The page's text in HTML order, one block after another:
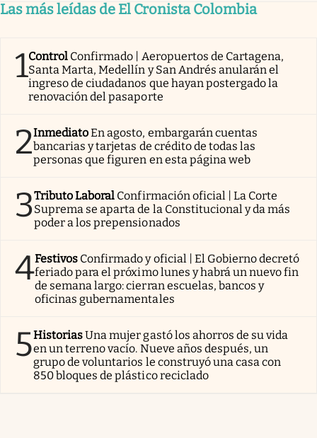
Las más leídas de El Cronista Colombia
1Control Confirmado | Aeropuertos de Cartagena,
Santa Marta, Medellín y San Andrés anularán el
ingreso de ciudadanos que hayan postergado la
renovación del pasaporte
2InmediatoEn agosto, embargarán cuentas
bancarias y tarjetas de crédito de todas las
personas que figuren en esta página web
3Tributo Laboral Confirmación oficial | La Corte
Suprema se aparta de la Constitucional y da más
poder a los prepensionados
4Festivos Confirmado y oficial | El Gobierno decretó
feriado para el próximo lunes y habrá un nuevo fin
de semana largo: cierran escuelas, bancos y
oficinas gubernamentales
5HistoriasUna mujer gastó los ahorros de su vida
en un terreno vacío. Nueve años después, un
grupo de voluntarios le construyó una casa con
850 bloques de plástico reciclado